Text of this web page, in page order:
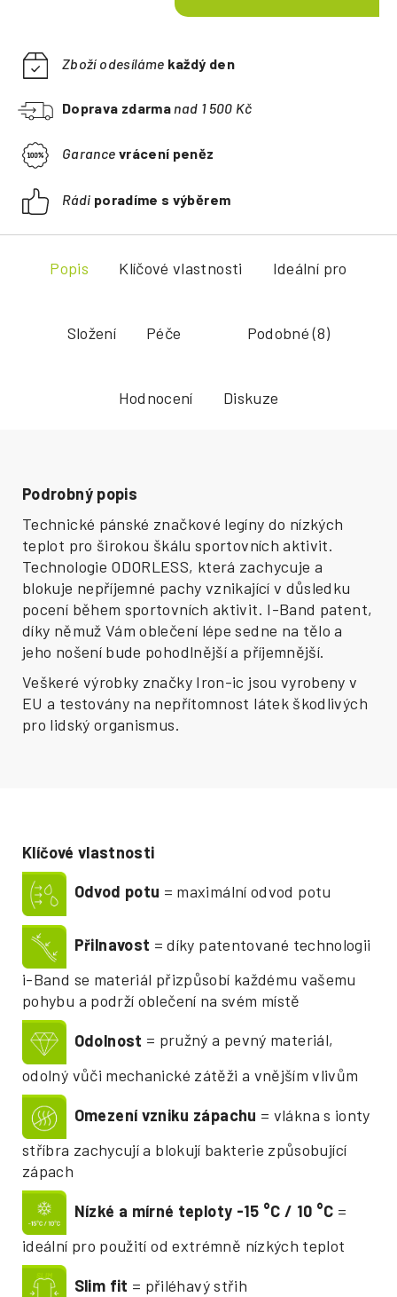
Zboží odesíláme každý den
Doprava zdarma nad 1 500 Kč
Garance vrácení peněz
Rádi poradíme s výběrem
Popis Klíčové vlastnosti Ideální pro
Složení Péče Podobné (8)
Hodnocení Diskuze
Podrobný popis
Technické pánské značkové legíny do nízkých
teplot pro širokou škálu sportovních aktivit.
Technologie ODORLESS, která zachycuje a
blokuje nepříjemné pachy vznikající v důsledku
pocení během sportovních aktivit. I-Band patent,
díky němuž Vám oblečení lépe sedne na tělo a
jeho nošení bude pohodlnější a příjemnější.
Veškeré výrobky značky Iron-ic jsou vyrobeny v
EU a testovány na nepřítomnost látek škodlivých
pro lidský organismus.
Klíčové vlastnosti
Odvod potu = maximální odvod potu
Přilnavost = díky patentované technologii
i-Band se materiál přizpůsobí každému vašemu
pohybu a podrží oblečení na svém místě
Odolnost = pružný a pevný materiál,
odolný vůči mechanické zátěži a vnějším vlivům
Omezení vzniku zápachu = vlákna s ionty
stříbra zachycují a blokují bakterie způsobující
zápach
Nízké a mírné teploty -15 °C / 10 °C =
ideální pro použití od extrémně nízkých teplot
Slim fit = přiléhavý střih